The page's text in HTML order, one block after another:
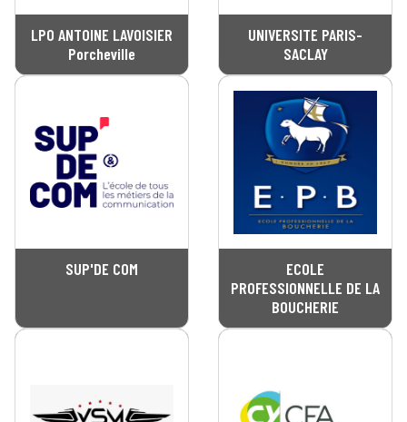
LPO ANTOINE LAVOISIER
Porcheville
UNIVERSITE PARIS-
SACLAY
SUP'DE COM
ECOLE
PROFESSIONNELLE DE LA
BOUCHERIE